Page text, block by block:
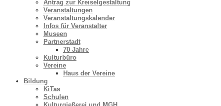
Antrag zur Kreiselgestaltung
Veranstaltungen
Veranstaltungskalender
Infos für Veranstalter
Museen
Partnerstadt
70 Jahre
Kulturbüro
Vereine
Haus der Vereine
Bildung
KiTas
Schulen